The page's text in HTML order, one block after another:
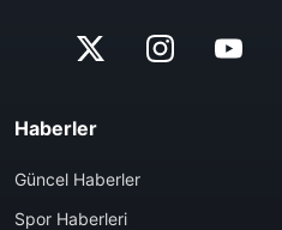
Haberler
Güncel Haberler
Spor Haberleri